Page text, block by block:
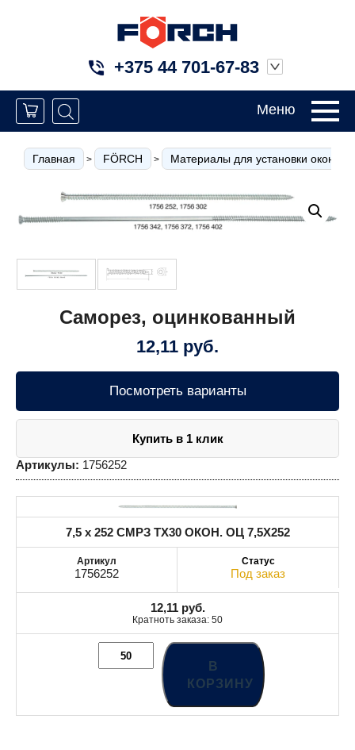
+375 44 701-67-83
Меню
Главная > FÖRCH > Материалы для установки окон
Саморез, оцинкованный
12,11 руб.
Посмотреть варианты
Купить в 1 клик
Артикулы: 1756252
7,5 x 252 СМРЗ TX30 ОКОН. ОЦ 7,5X252
1756252 Под заказ
12,11 руб.
Кратноть заказа: 50
В
КОРЗИНУ